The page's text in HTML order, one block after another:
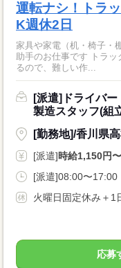
運転ナシ！トラ
K週休2日
家具や家電（机・椅子・
助手のお仕事です トラ
るので、難しい作...
[派遣]ドライバー
製造スタッフ(組
[勤務地]/香川県
[派遣]時給1,150円〜
[派遣]08:00〜17:00
火曜日固定休み＋1
応募